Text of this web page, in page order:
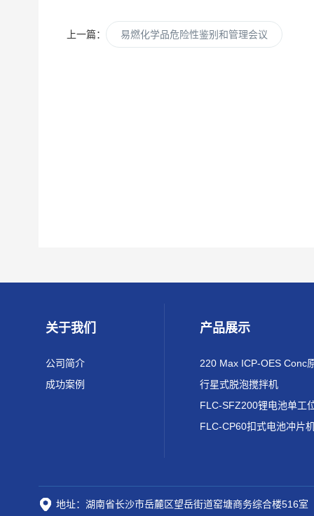
上一篇： 易燃化学品危险性鉴别和管理会议
关于我们
公司简介
成功案例
产品展示
行星式脱泡搅拌机
FLC-CP60扣式电池冲片
地址：湖南省长沙市岳麓区望岳街道窑塘商务综合楼516室